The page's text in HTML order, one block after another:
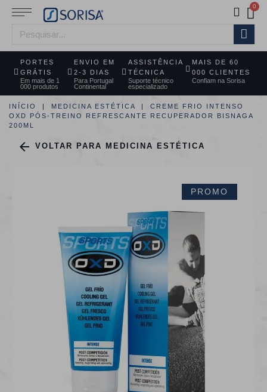
PORTES
GRÁTIS
Em mais de 1
000 produtos
ENVIO EM
2-3 DIAS
Para Portugal
Continental
ASSISTÊNCIA
TÉCNICA
Suporte técnico
especializado
MAIS DE 60
000 CLIENTES
Confiam na Sorisa
INÍCIO MEDICINA ESTÉTICA
CREME FRIO INTENSO
OXD PÓS-TREINO REFRESCANTE RECUPERADOR BISNAGA
200ML
 VOLTAR PARA MEDICINA ESTÉTICA
PROMO